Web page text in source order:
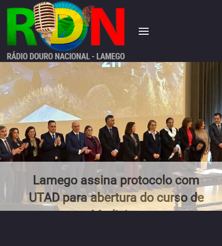
Lamego assina protocolo com
UTAD para abertura do curso de
Medicina